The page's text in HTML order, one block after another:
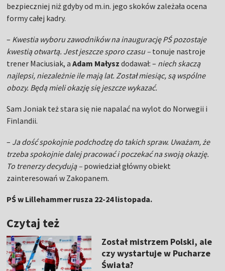
bezpieczniej niż gdyby od m.in. jego skoków zależała ocena
formy całej kadry.
– Kwestia wyboru zawodników na inaugurację PŚ pozostaje
kwestią otwartą. Jest jeszcze sporo czasu – tonuje nastroje
trener Maciusiak, aAdam Małyszdodawał: – niech skaczą
najlepsi, niezależnie ile mają lat. Został miesiąc, są wspólne
obozy. Będą mieli okazję się jeszcze wykazać.
Sam Joniak też stara się nie napalać na wylot do Norwegii i
Finlandii.
– Ja dość spokojnie podchodzę do takich spraw. Uważam, że
trzeba spokojnie dalej pracować i poczekać na swoją okazję.
To trenerzy decydują – powiedział główny obiekt
zainteresowań w Zakopanem.
PŚ w Lillehammer rusza 22-24 listopada.
Czytaj też
Został mistrzem Polski, ale
czy wystartuje w Pucharze
Świata?